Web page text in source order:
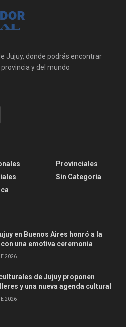
Jujuy, donde podrás encontrar
y del mundo
Provinciales
Sin Categoría
en Buenos Aires honró a la
con una emotiva ceremonia
2026
de Jujuy proponen
y una nueva agenda cultural
2026